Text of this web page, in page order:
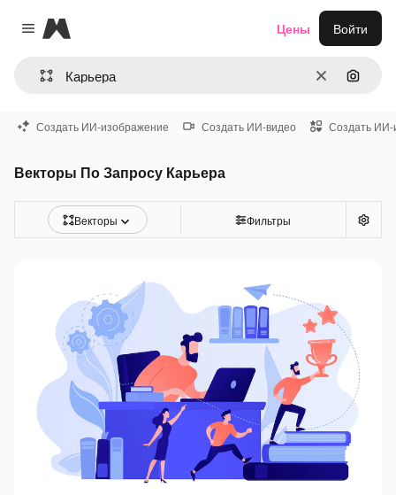
Close menu
Magnific
ОчиститьПоиск
Цены Войти
Создать ИИ-изображение Создать ИИ-видео Создать ИИ-
Векторы По Запросу Карьера
Векторы Фильтры